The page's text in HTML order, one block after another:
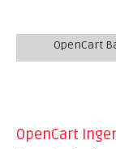
OpenCart
OpenCart